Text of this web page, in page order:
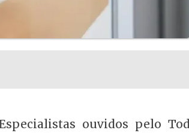
ouvidos pelo